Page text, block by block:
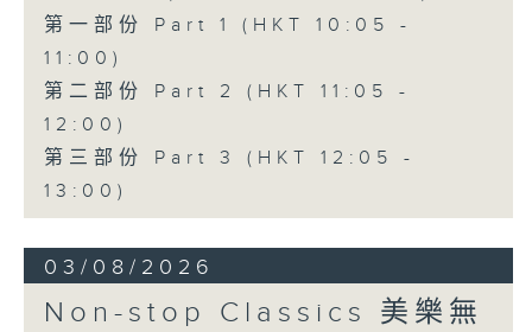
第一部份 Part 1 (HKT 10:05 -
11:00)
第二部份 Part 2 (HKT 11:05 -
12:00)
第三部份 Part 3 (HKT 12:05 -
13:00)
03/08/2026
Non-stop Classics 美樂無